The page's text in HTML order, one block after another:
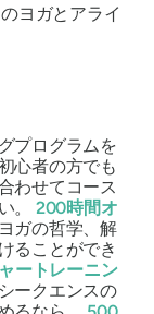
ヨガとアライ
プログラムを
心者の方でも
わせてコース
。 200時間オ
ガの哲学、解
ることができ
ートレーニン
ークエンスの